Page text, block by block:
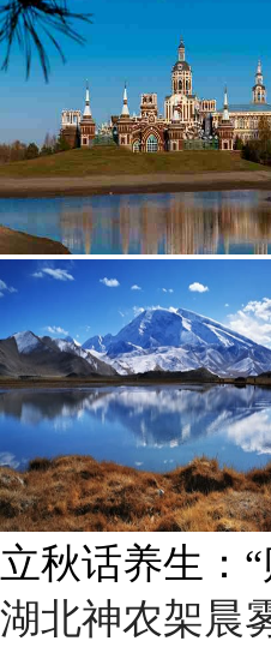
立秋话养生：
湖北神农架晨